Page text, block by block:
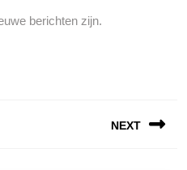
berichten zijn.
NEXT